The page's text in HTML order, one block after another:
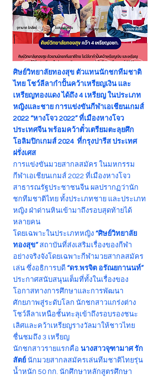
ศิษย์วิทยาลัยทองสุข ตัวแทนนักชกทีมชาติ
ไทย โชว์ลีลากำปั้นคว้าเหรียญเงิน และ
เหรียญทองแดง ได้ถึง 4 เหรียญ ในประเภท
หญิงและชาย การแข่งขันกีฬาเอเชียนเกมส์
2022 “หางโจว 2022” ที่เมืองหางโจว
ประเทศจีน พร้อมคว้าตั๋วเตรียมตะลุยศึก
โอลิมปิกเกมส์ 2024 ที่กรุงปารีส ประเทศ
ฝรั่งเศส
การแข่งขันมวยสากลสมัคร ในมหกรรม
กีฬาเอเชียนเกมส์ 2022 ที่เมืองหางโจว
สาธารณรัฐประชาชนจีน ผลปรากฏว่านัก
ชกทีมชาติไทย ทั้งประเภทชาย และประเภท
หญิง ฝ่าด่านหินเข้ามาถึงรอบสุดท้ายได้
หลายคน
โดยเฉพาะในประเภทหญิง “ศิษย์วิทยาลัย
ทองสุข”สถาบันที่ส่งเสริมเรื่องของกีฬา
อย่างจริงจังโดยเฉพาะกีฬามวยสากลสมัคร
เล่น ซึ่งอธิการบดี “ดร.พรจิต อรัณยกานนท์”
ประกาศสนับสนุนเต็มที่ทั้งในเรื่องของ
โอกาสทางการศึกษาและการพัฒนา
ศักยภาพสู่ระดับโลก นักชกสาวแกร่งต่าง
โชว์ลีลาเหนือชั้นทะลุเข้าถึงรอบรองชนะ
เลิศและคว้าเหรียญรางวัลมาให้ชาวไทย
ชื่นชมถึง 3 เหรียญ
นักชกสาวรายแรกคือ นางสาวจุฑามาศ รัก
สัตย์ นักมวยสากลสมัครเล่นทีมชาติไทยรุ่น
น้ำหนัก 50 กก. นักศึกษาหลักสูตรศึกษา